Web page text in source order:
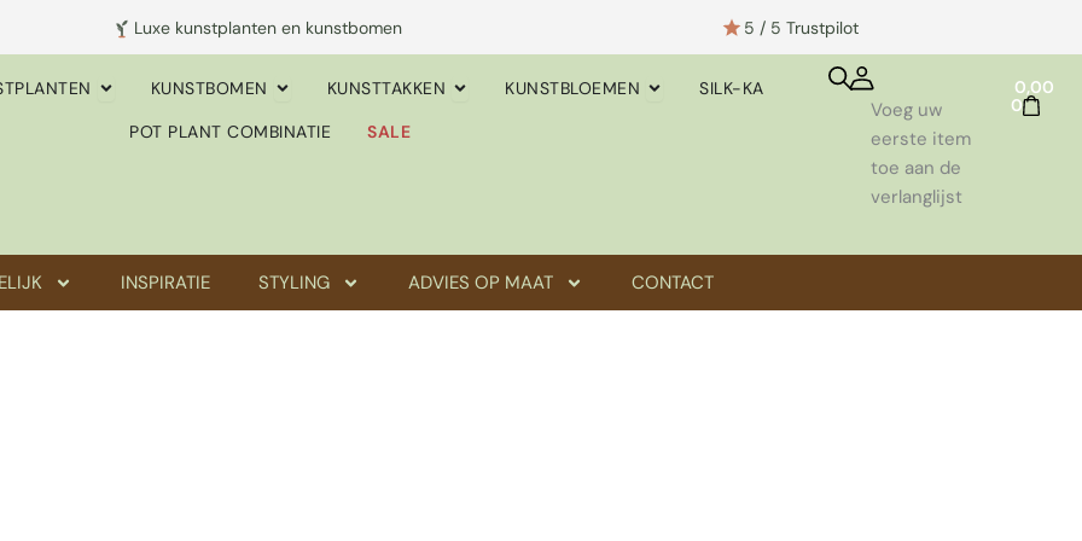
Luxe kunstplanten en kunstbomen 5 / 5 Trustpilot
OPEN KUNSTPLANTEN
KUNSTBOMEN OPEN KUNSTBOMEN
KUNSTTAKKEN OPEN KUNSTTAKKEN
KUNSTBLOEMEN OPEN KUNSTBLOEMEN
SILK-KA
POT PLANT COMBINATIE
SALE
Voeg uw
eerste item
toe aan de
verlanglijst
0,00
0
INSPIRATIE STYLING ADVIES OP MAAT CONTACT